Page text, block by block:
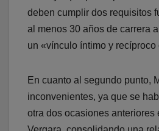
deben cumplir dos requisitos
al menos 30 años de carrera
un «vínculo íntimo y recíproco
En cuanto al segundo punto,
inconvenientes, ya que se
otra dos ocasiones anteriores